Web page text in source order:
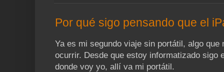
Por qué sigo pensando que el
Ya es mi segundo viaje sin portátil, algo que
ocurrir. Desde que estoy informatizado sigo
donde voy yo, allí va mi portátil.